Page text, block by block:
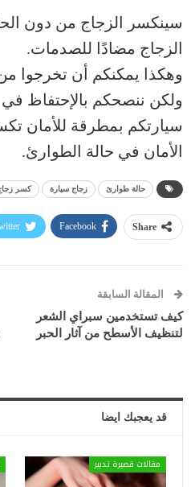
سينكسر الزجاج من دون
الزجاج مضادًا للصدمات.
وهكذا يمكنكم أن تخرجوا
ولكن ننصحكم بالإحتفاظ
سيارتكم بمطرقة للأمان
الأمان في حالة الطوارئ.
حالة طوارئ زجاج سيارة كسر
Share
Facebook
المقالة السابقة
كيف تستخدمين سبراي الشعر
لتنظيف الأسطح من آثار الحبر
قد يعجبك ايضا
مقالات قصيرة تدبير